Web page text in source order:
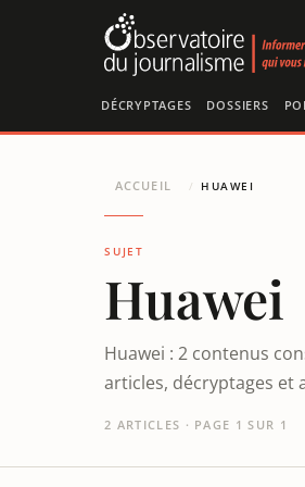
DÉCRYPTAGES DOSSIERS
ACCUEIL / HUAWEI
SUJET
Huawei
Huawei : 2 contenus
articles, décryptages et
2 ARTICLES · PAGE 1 SUR 1
Panneau de gestion des cookies